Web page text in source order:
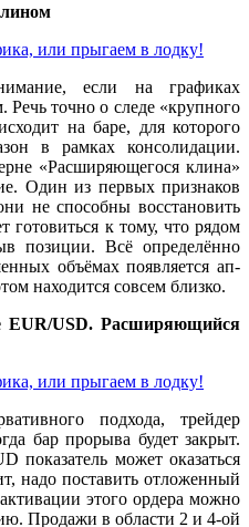
если на графиках
точно о следе «крупного
на баре, для которого
в рамках консолидации.
«Расширяющегося клина»
Один из первых признаков
не способны восстановить
к тому, что рядом
позиции. Всё определённо
объёмах появляется ап-
находится совсем близко.
EUR/USD. Расширяющийся
подхода, трейдер
бар прорыва будет закрыт.
показатель может оказаться
надо поставить отложенный
этого ордера можно
Продажи в области 2 и 4-ой